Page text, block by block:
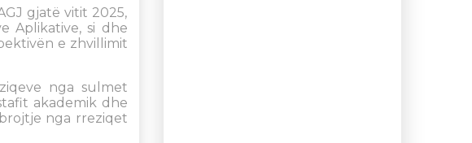
gjatë vitit 2025,
Aplikative, si dhe
e zhvillimit
nga sulmet
akademik dhe
nga rreziqet